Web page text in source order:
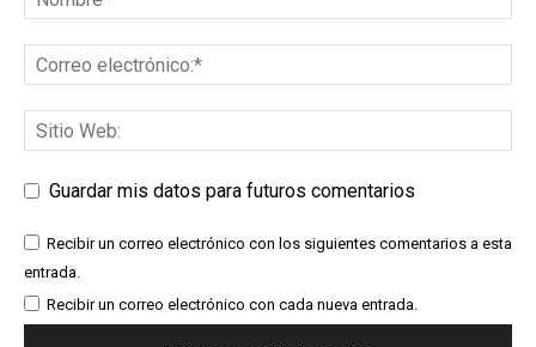
Guardar mis datos para futuros comentarios
Recibir un correo electrónico con los siguientes comentarios a esta
entrada.
Recibir un correo electrónico con cada nueva entrada.